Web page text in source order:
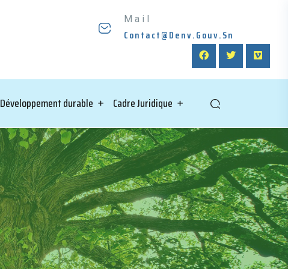
Mail
Contact@denv.gouv.sn
Développement durable Cadre Juridique